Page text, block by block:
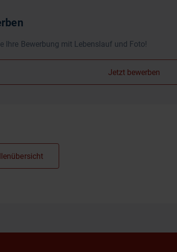
Ihre Bewerbung mit Lebenslauf und Foto!
Jetzt bewerben